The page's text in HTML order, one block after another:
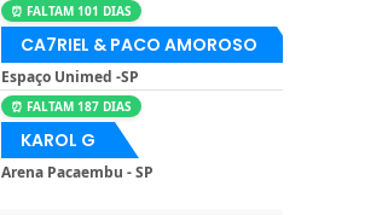
⏰ FALTAM 101 DIAS
CA7RIEL & PACO AMOROSO
Espaço Unimed -SP
⏰ FALTAM 187 DIAS
KAROL G
Arena Pacaembu - SP